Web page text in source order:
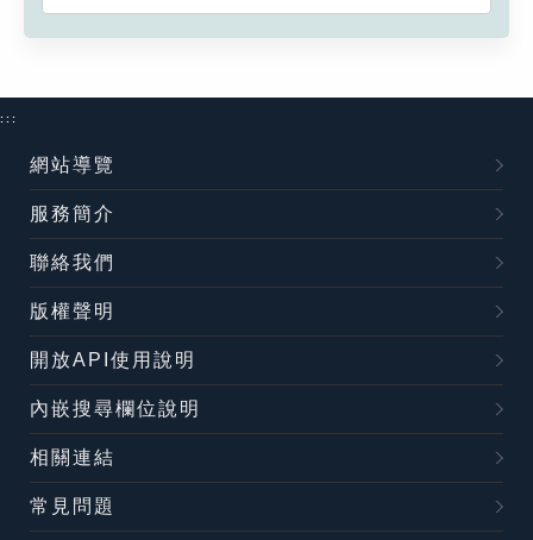
:::
網站導覽
服務簡介
聯絡我們
版權聲明
開放API使用說明
內嵌搜尋欄位說明
相關連結
常見問題